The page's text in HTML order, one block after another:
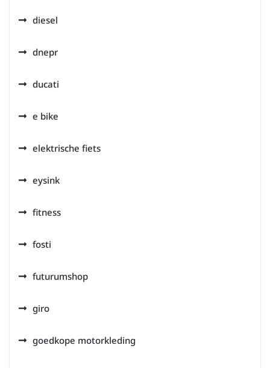
diesel
dnepr
ducati
e bike
elektrische fiets
eysink
fitness
fosti
futurumshop
giro
goedkope motorkleding